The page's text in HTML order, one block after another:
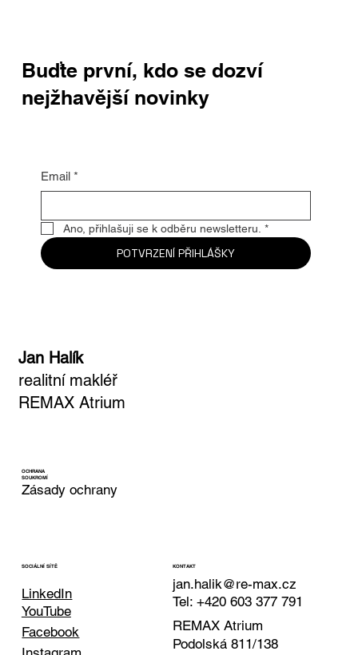
Buďte první, kdo se dozví
nejžhavější novinky
Email *
Ano, přihlašuji se k odběru newsletteru. *
POTVRZENÍ PŘIHLÁŠKY
Jan Halík
realitní makléř
REMAX Atrium
OCHRANA
SOUKROMÍ
Zásady ochrany
SOCIÁLNÍ SÍTĚ
LinkedIn
Facebook
YouTube
KONTAKT
jan.halik@re-max.cz
Tel: +420 603 377 791
REMAX Atrium
Podolská 811/138